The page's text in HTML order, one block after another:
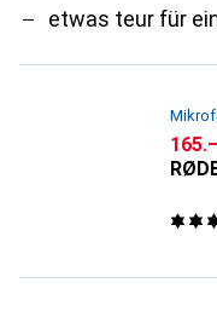
etwas teur für
CHF
165.–